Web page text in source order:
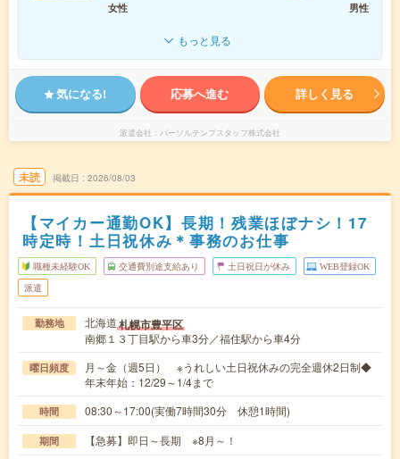
女性
男性
もっと見る
気になる! 応募へ進む 詳しく見る
派遣会社 パーソルテンプスタッフ株式会社
未読 掲載日 2026/08/03
【マイカー通勤OK】長期！残業ほぼナシ！17
時定時！土日祝休み＊事務のお仕事
職種未経験OK 交通費別途支給あり 土日祝日が休み WEB登録OK
派遣
勤務地 北海道札幌市豊平区
南郷１３丁目駅から車3分／福住駅から車4分
曜日頻度
月～金（週5日） ※うれしい土日祝休みの完全週休2日制◆
年末年始：12/29～1/4まで
時間 08:30～17:00(実働7時間30分 休憩1時間)
期間 【急募】即日～長期 ※8月～！